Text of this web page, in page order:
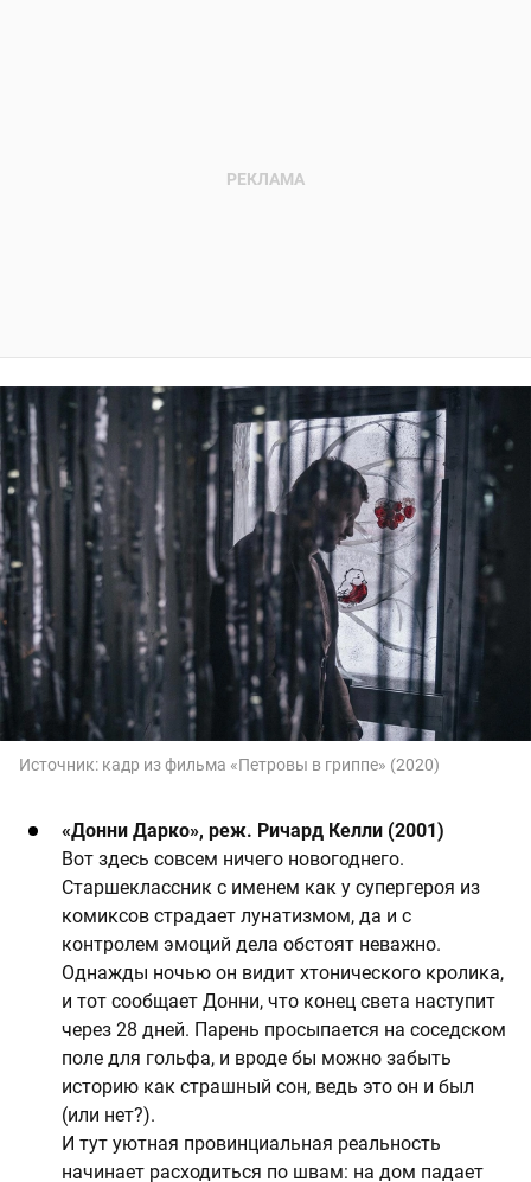
Источник: кадр из фильма «Петровы в гриппе» (2020)
«Донни Дарко», реж. Ричард Келли (2001)
Вот здесь совсем ничего новогоднего.
Старшеклассник с именем как у супергероя из
комиксов страдает лунатизмом, да и с
контролем эмоций дела обстоят неважно.
Однажды ночью он видит хтонического кролика,
и тот сообщает Донни, что конец света наступит
через 28 дней. Парень просыпается на соседском
поле для гольфа, и вроде бы можно забыть
историю как страшный сон, ведь это он и был
(или нет?).
И тут уютная провинциальная реальность
начинает расходиться по швам: на дом падает